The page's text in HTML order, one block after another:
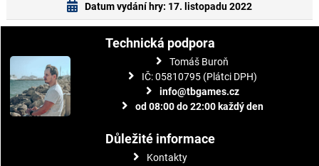
Datum vydání hry: 17. listopadu 2022
Technická podpora
Tomáš Buroň
IČ: 05810795 (Plátci DPH)
info@tbgames.cz
od 08:00 do 22:00 každý den
Důležité informace
Kontakty